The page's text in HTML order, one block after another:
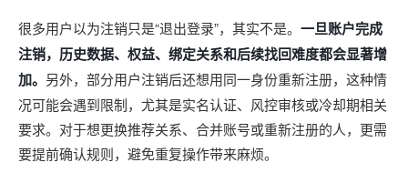
很多用户以为注销只是“退出登录”，其实不是。 一旦账户完成
注销，历史数据、权益、绑定关系和后续找回难度都会显著增
加。 另外，部分用户注销后还想用同一身份重新注册，这种情
况可能会遇到限制，尤其是实名认证、风控审核或冷却期相关
要求。对于想更换推荐关系、合并账号或重新注册的人，更需
要提前确认规则，避免重复操作带来麻烦。